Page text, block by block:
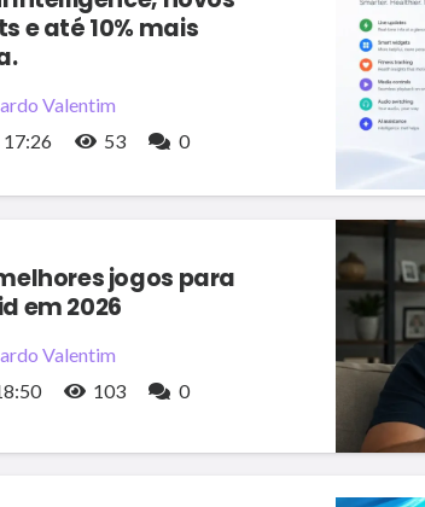
e até 10% mais
Valentim
17:26
53 0
jogos para
em 2026
Valentim
103 0